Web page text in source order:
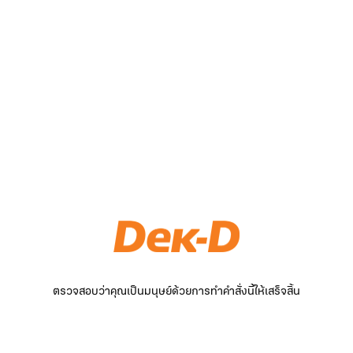
ตรวจสอบว่าคุณเป็นมนุษย์ด้วยการทำคำสั่งนี้ให้เสร็จสิ้น